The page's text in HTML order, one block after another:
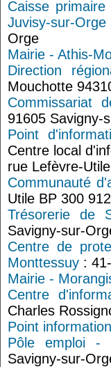
Caisse
Juvisy-sur-Orge
Orge
Mairie - Athis-
Direction
Mouchotte
Commissariat
91605 Savigny-
Point
Centre local
rue Lefèvre-
Communauté
Utile BP 300
Trésorerie de
Savigny-sur-
Centre de
Monttessuy :
Mairie -
Centre
Charles
Point
Pôle emploi -
Savigny-sur-